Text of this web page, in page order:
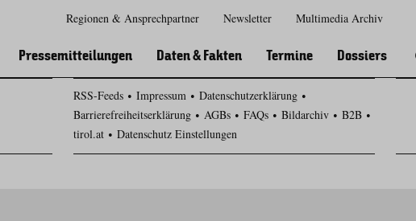
Zur
Zur
Zum
Zum
Pressemitteilungen Daten & Fakten Termine Dossiers
Regionen & Ansprechpartner Newsletter Multimedia Archiv
RSS-Feeds Impressum
Datenschutzerklärung
Barrierefreiheitserklärung
AGBs FAQs Bildarchiv
B2B
tirol.at
Datenschutz Einstellungen